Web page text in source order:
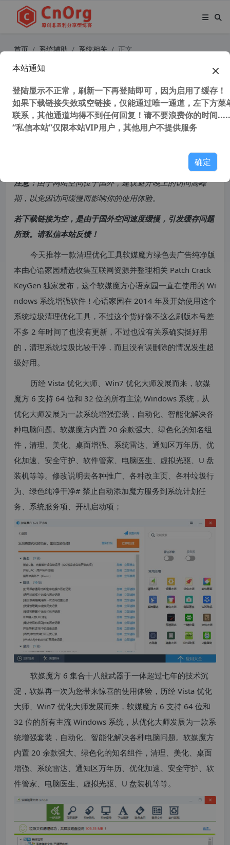
首页 系统辅助 系统相关 正文
软媒魔方 电脑系统增强工具 v6.25 系
统垃圾清理优化软件去广告版
77,224 次浏览次阅读
注意：由于网站空间位于国外，建议避开晚上的访问高峰
期，以免因访问缓慢而影响你的使用体验。
若下载链接为空，是由于国外空间速度缓慢，引发缓存问题
所致。请私信本站反馈！
今天推荐一款清理优化工具软媒魔方绿色去广告纯净版
本由心语家园精选收集互联网资源并整理相关 Patch Crack
KeyGen 独家发布，这个软媒魔方心语家园一直在使用的 Wi
ndows 系统增强软件！心语家园在 2014 年及开始使用这个
系统垃圾清理优化工具，不过这个货好像不这么刷版本号差
不多 2 年时间了也没有更新，不过也没有关系确实挺好用
的，清理系统垃圾比较干净，而且没有误删除的情况发生超
级好用。
历经 Vista 优化大师、Win7 优化大师发展而来，软媒
魔方 6 支持 64 位和 32 位的所有主流 Windows 系统，从
优化大师发展为一款系统增强套装，自动化、智能化解决各
种电脑问题。软媒魔方内置 20 余款强大、绿色化的知名组
件，清理、美化、桌面增强、系统雷达、通知区万年历、优
化加速、安全守护、软件管家、电脑医生、虚拟光驱、U 盘
装机等等。修改说明去各种推广、各种改主页、各种垃圾行
为、绿色纯净干净# 禁止自动添加魔方服务到系统计划任
务、系统服务项、开机启动项；
软媒魔方 6 集合十八般武器于一体超过七年的技术沉
淀，软媒再一次为您带来惊喜的使用体验，历经 Vista 优化
大师、Win7 优化大师发展而来，软媒魔方 6 支持 64 位和
32 位的所有主流 Windows 系统，从优化大师发展为一款系
统增强套装，自动化、智能化解决各种电脑问题。软媒魔方
内置 20 余款强大、绿色化的知名组件，清理、美化、桌面
增强、系统雷达、通知区万年历、优化加速、安全守护、软
件管家、电脑医生、虚拟光驱、U 盘装机等等。
本站通知
登陆显示不正常，刷新一下再登陆即可，因为启用了缓存！
如果下载链接失效或空链接，仅能通过唯一通道，左下方菜
联系，其他通道均得不到任何回复！请不要浪费你的时间
“私信本站”仅限本站VIP用户，其他用户不提供服务
确定